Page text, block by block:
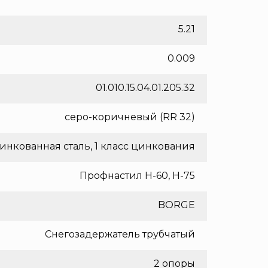
5.21
0.009
01.010.15.04.01.205.32
серо-коричневый (RR 32)
сталь, 1 класс цинкования
Профнастил Н-60, Н-75
BORGE
Снегозадержатель трубчатый
2 опоры